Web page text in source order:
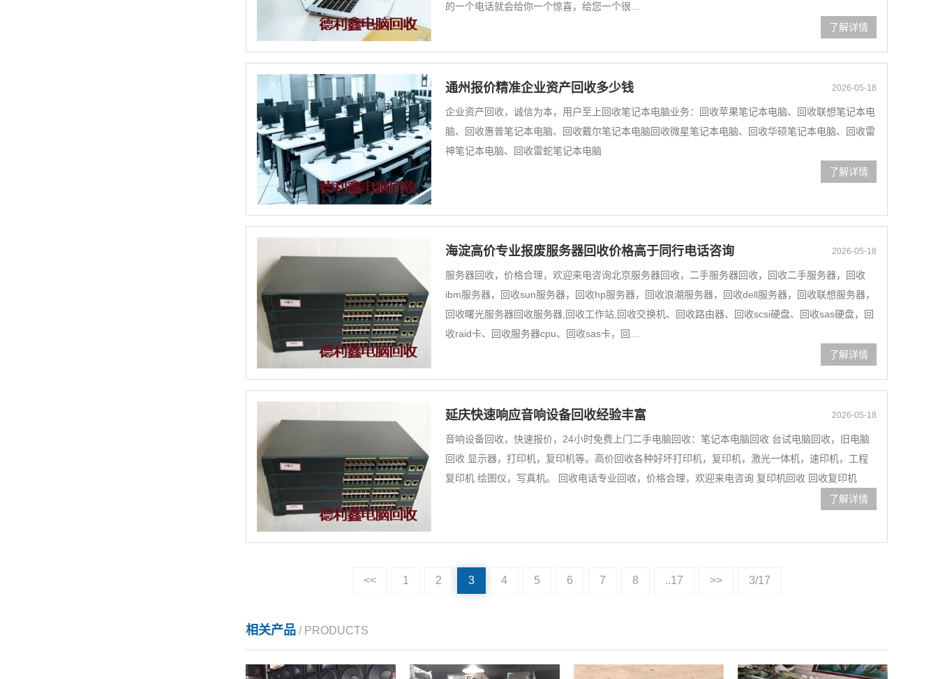
的一个电话就会给你一个惊喜，给您一个很…
了解详情
2026-05-18
通州报价精准企业资产回收多少钱
企业资产回收，诚信为本，用户至上回收笔记本电脑业务：回收苹果笔记本电脑、回收联想笔记本电
脑、回收惠普笔记本电脑、回收戴尔笔记本电脑回收微星笔记本电脑、回收华硕笔记本电脑、回收雷
神笔记本电脑、回收雷蛇笔记本电脑
了解详情
2026-05-18
海淀高价专业报废服务器回收价格高于同行电话咨询
服务器回收，价格合理，欢迎来电咨询北京服务器回收，二手服务器回收，回收二手服务器，回收
ibm服务器，回收sun服务器，回收hp服务器，回收浪潮服务器，回收dell服务器，回收联想服务器，
回收曙光服务器回收服务器,回收工作站,回收交换机、回收路由器、回收scsi硬盘、回收sas硬盘，回
收raid卡、回收服务器cpu、回收sas卡，回…
了解详情
2026-05-18
延庆快速响应音响设备回收经验丰富
音响设备回收，快速报价，24小时免费上门二手电脑回收：笔记本电脑回收 台试电脑回收，旧电脑
回收 显示器，打印机，复印机等。高价回收各种好坏打印机，复印机，激光一体机，速印机，工程
复印机 绘图仪，写真机。 回收电话专业回收，价格合理，欢迎来电咨询 复印机回收 回收复印机
了解详情
<< 1 2 3 4 5 6 7 8 ..17 >> 3/17
相关产品 / PRODUCTS